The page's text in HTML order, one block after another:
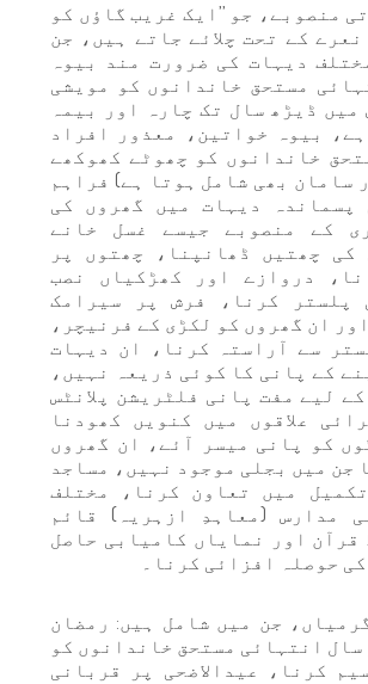
منصوبے، جو ’’ایک غریب گاؤں کو
نعرے کے تحت چلائے جاتے ہیں، جن
دیہات کی ضرورت مند بیوہ
مستحق خاندانوں کو مویشی
میں ڈیڑھ سال تک چارہ اور بیمہ
بیوہ خواتین، معذور افراد
خاندانوں کو چھوٹے کھوکھے
سامان بھی شامل ہوتا ہے) فراہم
پسماندہ دیہات میں گھروں کی
کے منصوبے جیسے غسل خانے
کی چھتیں ڈھانپنا، چھتوں پر
دروازے اور کھڑکیاں نصب
پلستر کرنا، فرش پر سیرامک
ان گھروں کو لکڑی کے فرنیچر،
سے آراستہ کرنا، ان دیہات
کے پانی کا کوئی ذریعہ نہیں،
لیے مفت پانی فلٹریشن پلانٹس
علاقوں میں کنویں کھودنا
کو پانی میسر آئے، ان گھروں
جن میں بجلی موجود نہیں، مساجد
میں تعاون کرنا، مختلف
مدارس (معاہدِ ازہریہ) قائم
قرآن اور نمایاں کامیابی حاصل
حوصلہ افزائی کرنا۔
جن میں شامل ہیں: رمضان
سال انتہائی مستحق خاندانوں کو
کرنا، عیدالاضحی پر قربانی